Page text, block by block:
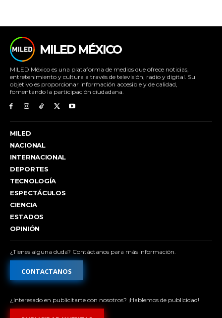
MILED MÉXICO
MILED México es una plataforma de medios que ofrece noticias,
entretenimiento y cultura a través de televisión, radio y digital. Su
objetivo es proporcionar información accesible y de calidad,
fomentando la participación ciudadana.
MILED
NACIONAL
INTERNACIONAL
DEPORTES
TECNOLOGÍA
ESPECTÁCULOS
CIENCIA
ESTADOS
OPINIÓN
¿Tienes alguna duda? Contáctanos para más información.
CONTACTANOS
¿Interesado en publicitarte con nosotros? ¡Hablemos de publicidad!